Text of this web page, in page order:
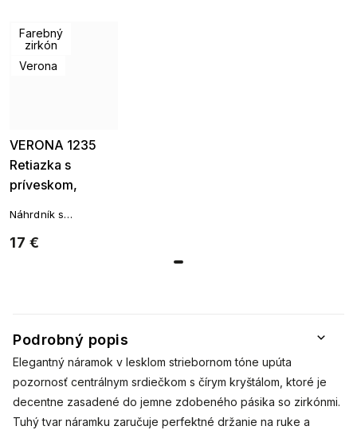
Podrobný popis
Elegantný náramok v lesklom striebornom tóne upúta
pozornosť centrálnym srdiečkom s čírym kryštálom, ktoré je
decentne zasadené do jemne zdobeného pásika so zirkónmi.
Tuhý tvar náramku zaručuje perfektné držanie na ruke a
Farebný
zirkón
Verona
VERONA 1235
Retiazka s
príveskom,
17 €
Náhrdník s